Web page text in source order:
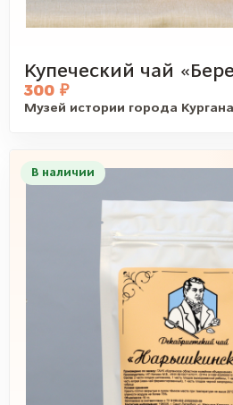
Купеческий чай
300 ₽
Музей истории города Кургана
В наличии